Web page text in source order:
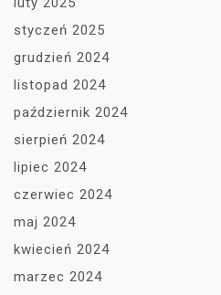
styczeń 2025
grudzień 2024
listopad 2024
październik 2024
sierpień 2024
lipiec 2024
czerwiec 2024
maj 2024
kwiecień 2024
marzec 2024